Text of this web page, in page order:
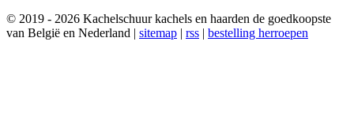
© 2019 - 2026 Kachelschuur kachels en haarden de goedkoopste
van België en Nederland | sitemap | rss | bestelling herroepen